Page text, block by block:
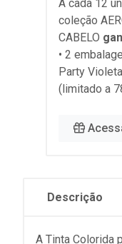
A cada 12
coleção
CABELO
• 2
Party
(limitado a
Descrição
A Tinta Colorida